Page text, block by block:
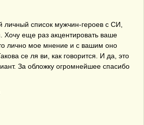
личный список мужчин-героев с СИ,
Хочу еще раз акцентировать ваше
лично мое мнение и с вашим оно
се ля ви, как говорится. И да, это
За обложку огромнейшее спасибо